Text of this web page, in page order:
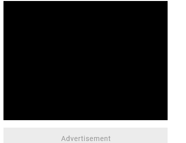
देना चाहिए।